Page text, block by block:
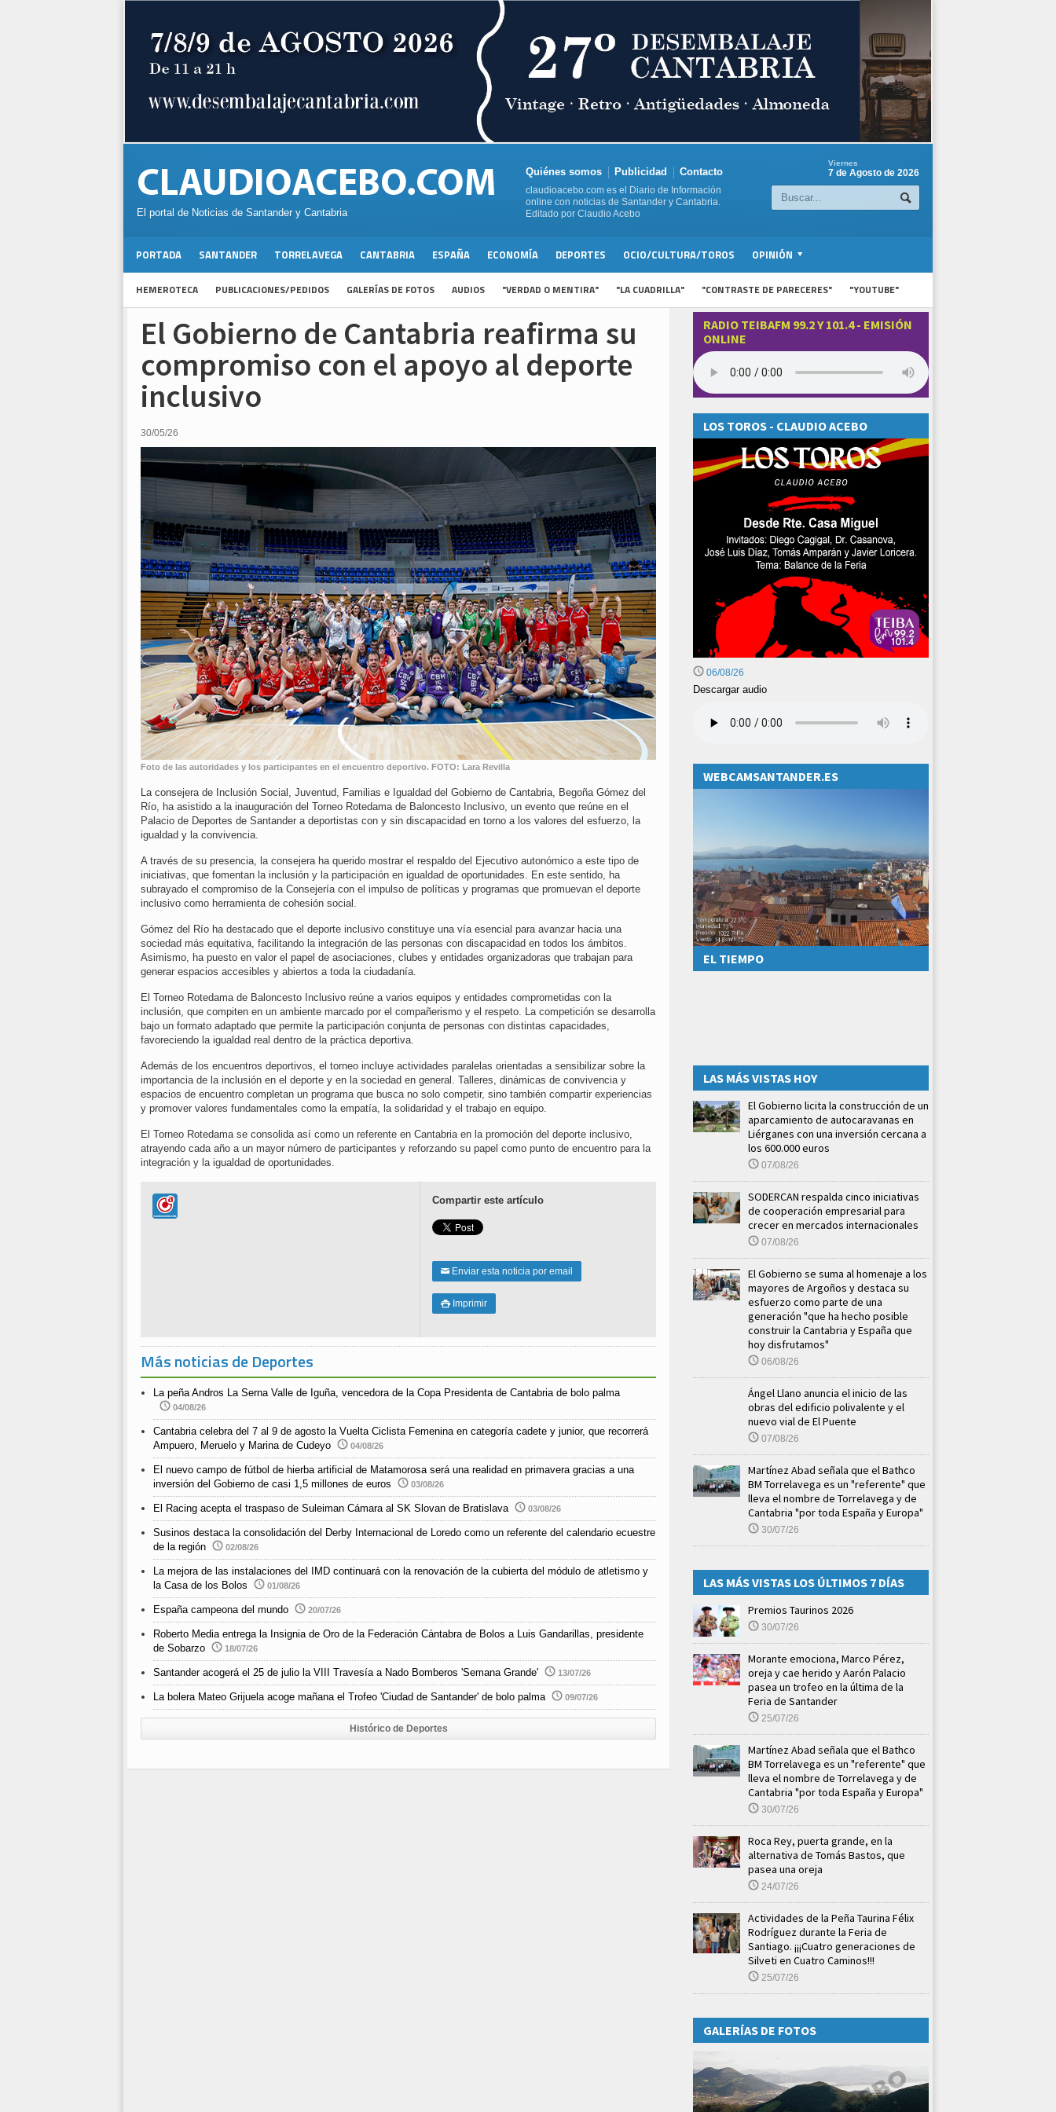
El portal de Noticias de Santander y Cantabria
Quiénes somos Publicidad Contacto
claudioacebo.com es el Diario de Información
online con noticias de Santander y Cantabria.
Editado por Claudio Acebo
Viernes
7 de Agosto de 2026
PORTADA SANTANDER TORRELAVEGA CANTABRIA ESPAÑA ECONOMÍA DEPORTES OCIO/CULTURA/TOROS OPINIÓN
HEMEROTECA PUBLICACIONES/PEDIDOS GALERÍAS DE FOTOS AUDIOS "VERDAD O MENTIRA" "LA CUADRILLA" "CONTRASTE DE PARECERES" "YOUTUBE"
El Gobierno de Cantabria reafirma su
compromiso con el apoyo al deporte
inclusivo
30/05/26
Foto de las autoridades y los participantes en el encuentro deportivo. FOTO: Lara Revilla
La consejera de Inclusión Social, Juventud, Familias e Igualdad del Gobierno de Cantabria, Begoña Gómez del
Río, ha asistido a la inauguración del Torneo Rotedama de Baloncesto Inclusivo, un evento que reúne en el
Palacio de Deportes de Santander a deportistas con y sin discapacidad en torno a los valores del esfuerzo, la
igualdad y la convivencia.
A través de su presencia, la consejera ha querido mostrar el respaldo del Ejecutivo autonómico a este tipo de
iniciativas, que fomentan la inclusión y la participación en igualdad de oportunidades. En este sentido, ha
subrayado el compromiso de la Consejería con el impulso de políticas y programas que promuevan el deporte
inclusivo como herramienta de cohesión social.
Gómez del Río ha destacado que el deporte inclusivo constituye una vía esencial para avanzar hacia una
sociedad más equitativa, facilitando la integración de las personas con discapacidad en todos los ámbitos.
Asimismo, ha puesto en valor el papel de asociaciones, clubes y entidades organizadoras que trabajan para
generar espacios accesibles y abiertos a toda la ciudadanía.
El Torneo Rotedama de Baloncesto Inclusivo reúne a varios equipos y entidades comprometidas con la
inclusión, que compiten en un ambiente marcado por el compañerismo y el respeto. La competición se desarrolla
bajo un formato adaptado que permite la participación conjunta de personas con distintas capacidades,
favoreciendo la igualdad real dentro de la práctica deportiva.
Además de los encuentros deportivos, el torneo incluye actividades paralelas orientadas a sensibilizar sobre la
importancia de la inclusión en el deporte y en la sociedad en general. Talleres, dinámicas de convivencia y
espacios de encuentro completan un programa que busca no solo competir, sino también compartir experiencias
y promover valores fundamentales como la empatía, la solidaridad y el trabajo en equipo.
El Torneo Rotedama se consolida así como un referente en Cantabria en la promoción del deporte inclusivo,
atrayendo cada año a un mayor número de participantes y reforzando su papel como punto de encuentro para la
integración y la igualdad de oportunidades.
Compartir este artículo
✉ Enviar esta noticia por email
 Imprimir
Más noticias de Deportes
La peña Andros La Serna Valle de Iguña, vencedora de la Copa Presidenta de Cantabria de bolo palma
04/08/26
Cantabria celebra del 7 al 9 de agosto la Vuelta Ciclista Femenina en categoría cadete y junior, que recorrerá
Ampuero, Meruelo y Marina de Cudeyo
04/08/26
El nuevo campo de fútbol de hierba artificial de Matamorosa será una realidad en primavera gracias a una
inversión del Gobierno de casi 1,5 millones de euros
03/08/26
El Racing acepta el traspaso de Suleiman Cámara al SK Slovan de Bratislava 03/08/26
Susinos destaca la consolidación del Derby Internacional de Loredo como un referente del calendario ecuestre
de la región
02/08/26
La mejora de las instalaciones del IMD continuará con la renovación de la cubierta del módulo de atletismo y
la Casa de los Bolos
01/08/26
España campeona del mundo 20/07/26
Roberto Media entrega la Insignia de Oro de la Federación Cántabra de Bolos a Luis Gandarillas, presidente
de Sobarzo
18/07/26
Santander acogerá el 25 de julio la VIII Travesía a Nado Bomberos 'Semana Grande' 13/07/26
La bolera Mateo Grijuela acoge mañana el Trofeo 'Ciudad de Santander' de bolo palma 09/07/26
Histórico de Deportes
RADIO TEIBAFM 99.2 Y 101.4 - EMISIÓN
ONLINE
LOS TOROS - CLAUDIO ACEBO
06/08/26
Descargar audio
WEBCAMSANTANDER.ES
EL TIEMPO
LAS MÁS VISTAS HOY
El Gobierno licita la construcción de un
aparcamiento de autocaravanas en
Liérganes con una inversión cercana a
los 600.000 euros
07/08/26
SODERCAN respalda cinco iniciativas
de cooperación empresarial para
crecer en mercados internacionales
07/08/26
El Gobierno se suma al homenaje a los
mayores de Argoños y destaca su
esfuerzo como parte de una
generación "que ha hecho posible
construir la Cantabria y España que
hoy disfrutamos"
06/08/26
Ángel Llano anuncia el inicio de las
obras del edificio polivalente y el
nuevo vial de El Puente
07/08/26
Martínez Abad señala que el Bathco
BM Torrelavega es un "referente" que
lleva el nombre de Torrelavega y de
Cantabria "por toda España y Europa"
30/07/26
LAS MÁS VISTAS LOS ÚLTIMOS 7 DÍAS
Premios Taurinos 2026
30/07/26
Morante emociona, Marco Pérez,
oreja y cae herido y Aarón Palacio
pasea un trofeo en la última de la
Feria de Santander
25/07/26
Martínez Abad señala que el Bathco
BM Torrelavega es un "referente" que
lleva el nombre de Torrelavega y de
Cantabria "por toda España y Europa"
30/07/26
Roca Rey, puerta grande, en la
alternativa de Tomás Bastos, que
pasea una oreja
24/07/26
Actividades de la Peña Taurina Félix
Rodríguez durante la Feria de
Santiago. ¡¡¡Cuatro generaciones de
Silveti en Cuatro Caminos!!!
25/07/26
GALERÍAS DE FOTOS